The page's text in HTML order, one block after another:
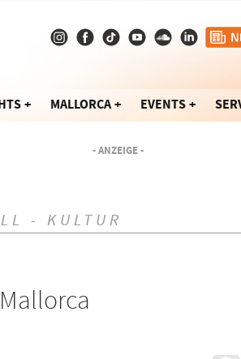
MALLORCA EVENTS
- ANZEIGE -
- KULTUR